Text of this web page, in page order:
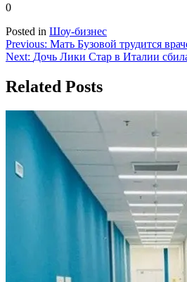
0
Posted in Шоу-бизнес
Навигация
по
записям
Previous: Мать Бузовой трудится
Next: Дочь Лики Стар в Италии
Related Posts